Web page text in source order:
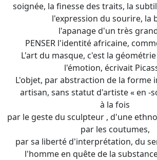
soignée, la finesse des traits, la
l'expression du sourire, la
l'apanage d'un très
PENSER l'identité africaine,
L'art du masque, c'est la
l'émotion, écrivait
L'objet, par abstraction de la forme
artisan, sans statut d'artiste « en -
à la fois
par le geste du sculpteur , d'une
par les coutumes,
par sa liberté d'interprétation, du
l'homme en quête de la